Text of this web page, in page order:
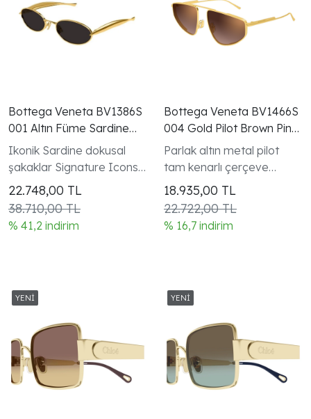
Bottega Veneta BV1386S
001 Altın Füme Sardine
Oval Kadın Güneş Gözlüğü
Ikonik Sardine dokusal
şakaklar Signature Icons
koleksiyonu unisex model
22.748,00 TL
38.710,00 TL
% 41,2 indirim
Bottega Veneta BV1466S
004 Gold Pilot Brown Pink
Mirror Gunes Gozlugu
Parlak altın metal pilot
tam kenarlı çerçeve
Ribbon koleksiyonu kadın
18.935,00 TL
22.722,00 TL
% 16,7 indirim